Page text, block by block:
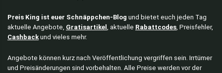
Preis King ist euer Schnäppchen-Blog und bietet euch jeden Tag
aktuelle Angebote, Gratisartikel , aktuelle Rabattcodes , Preisfehler,
Cashback und vieles mehr.
Angebote können kurz nach Veröffentlichung vergriffen sein. Irrtümer
und Preisänderungen sind vorbehalten. Alle Preise werden vor der